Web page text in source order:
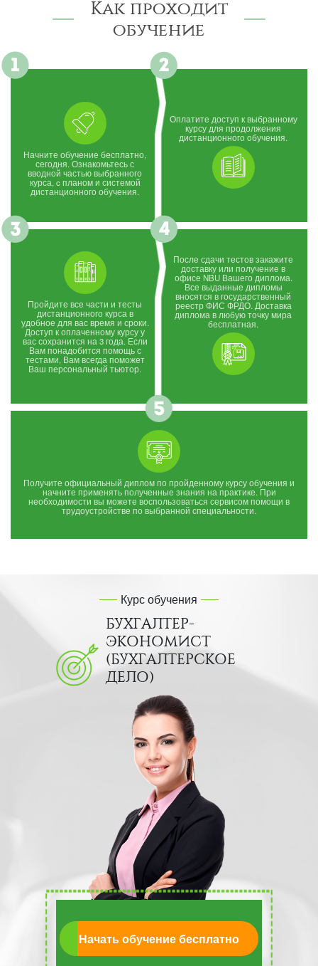
Как проходит
обучение
Начните обучение бесплатно,
сегодня. Ознакомьтесь с
вводной частью выбранного
курса, c планом и системой
дистанционного обучения.
Оплатите доступ к выбранному
курсу для продолжения
дистанционного обучения.
Пройдите все части и тесты
дистанционного курса в
удобное для вас время и сроки.
Доступ к оплаченному курсу у
вас сохранится на 3 года. Если
Вам понадобится помощь с
тестами, Вам всегда поможет
Ваш персональный тьютор.
После сдачи тестов закажите
доставку или получение в
офисе NBU Вашего диплома.
Все выданные дипломы
вносятся в государственный
реестр ФИС ФРДО. Доставка
диплома в любую точку мира
бесплатная.
Получите официальный диплом по пройденному курсу обучения и
начните применять полученные знания на практике. При
необходимости вы можете воспользоваться сервисом помощи в
трудоустройстве по выбранной специальности.
Курс обучения
БУХГАЛТЕР-
ЭКОНОМИСТ
(БУХГАЛТЕРСКОЕ
ДЕЛО)
Начать обучение бесплатно